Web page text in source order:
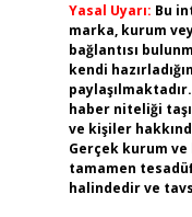
Yasal Uyarı: Bu
marka, kurum
bağlantısı
kendi
haber niteliği
ve kişiler
Gerçek kurum
tamamen
halindedir ve